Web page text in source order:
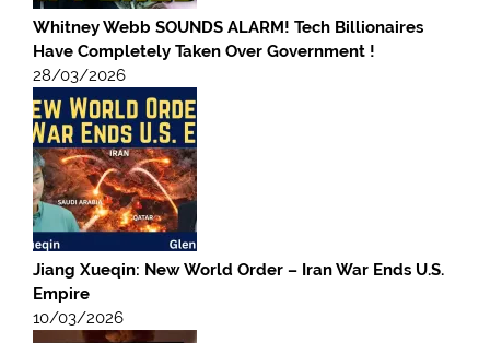
Whitney Webb SOUNDS ALARM! Tech Billionaires
Have Completely Taken Over Government !
28/03/2026
Jiang Xueqin: New World Order – Iran War Ends U.S.
Empire
10/03/2026